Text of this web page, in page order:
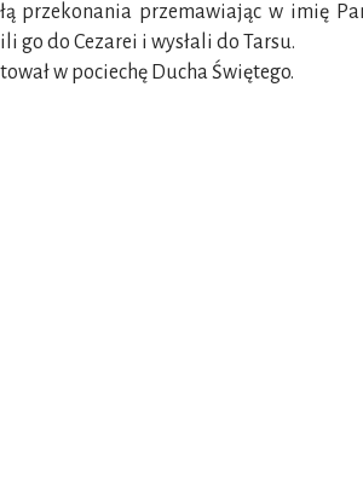
przekonania przemawiając w imię
do Cezarei i wysłali do Tarsu.
w pociechę Ducha Świętego.